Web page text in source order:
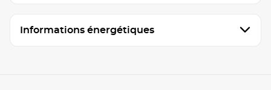
Informations énergétiques